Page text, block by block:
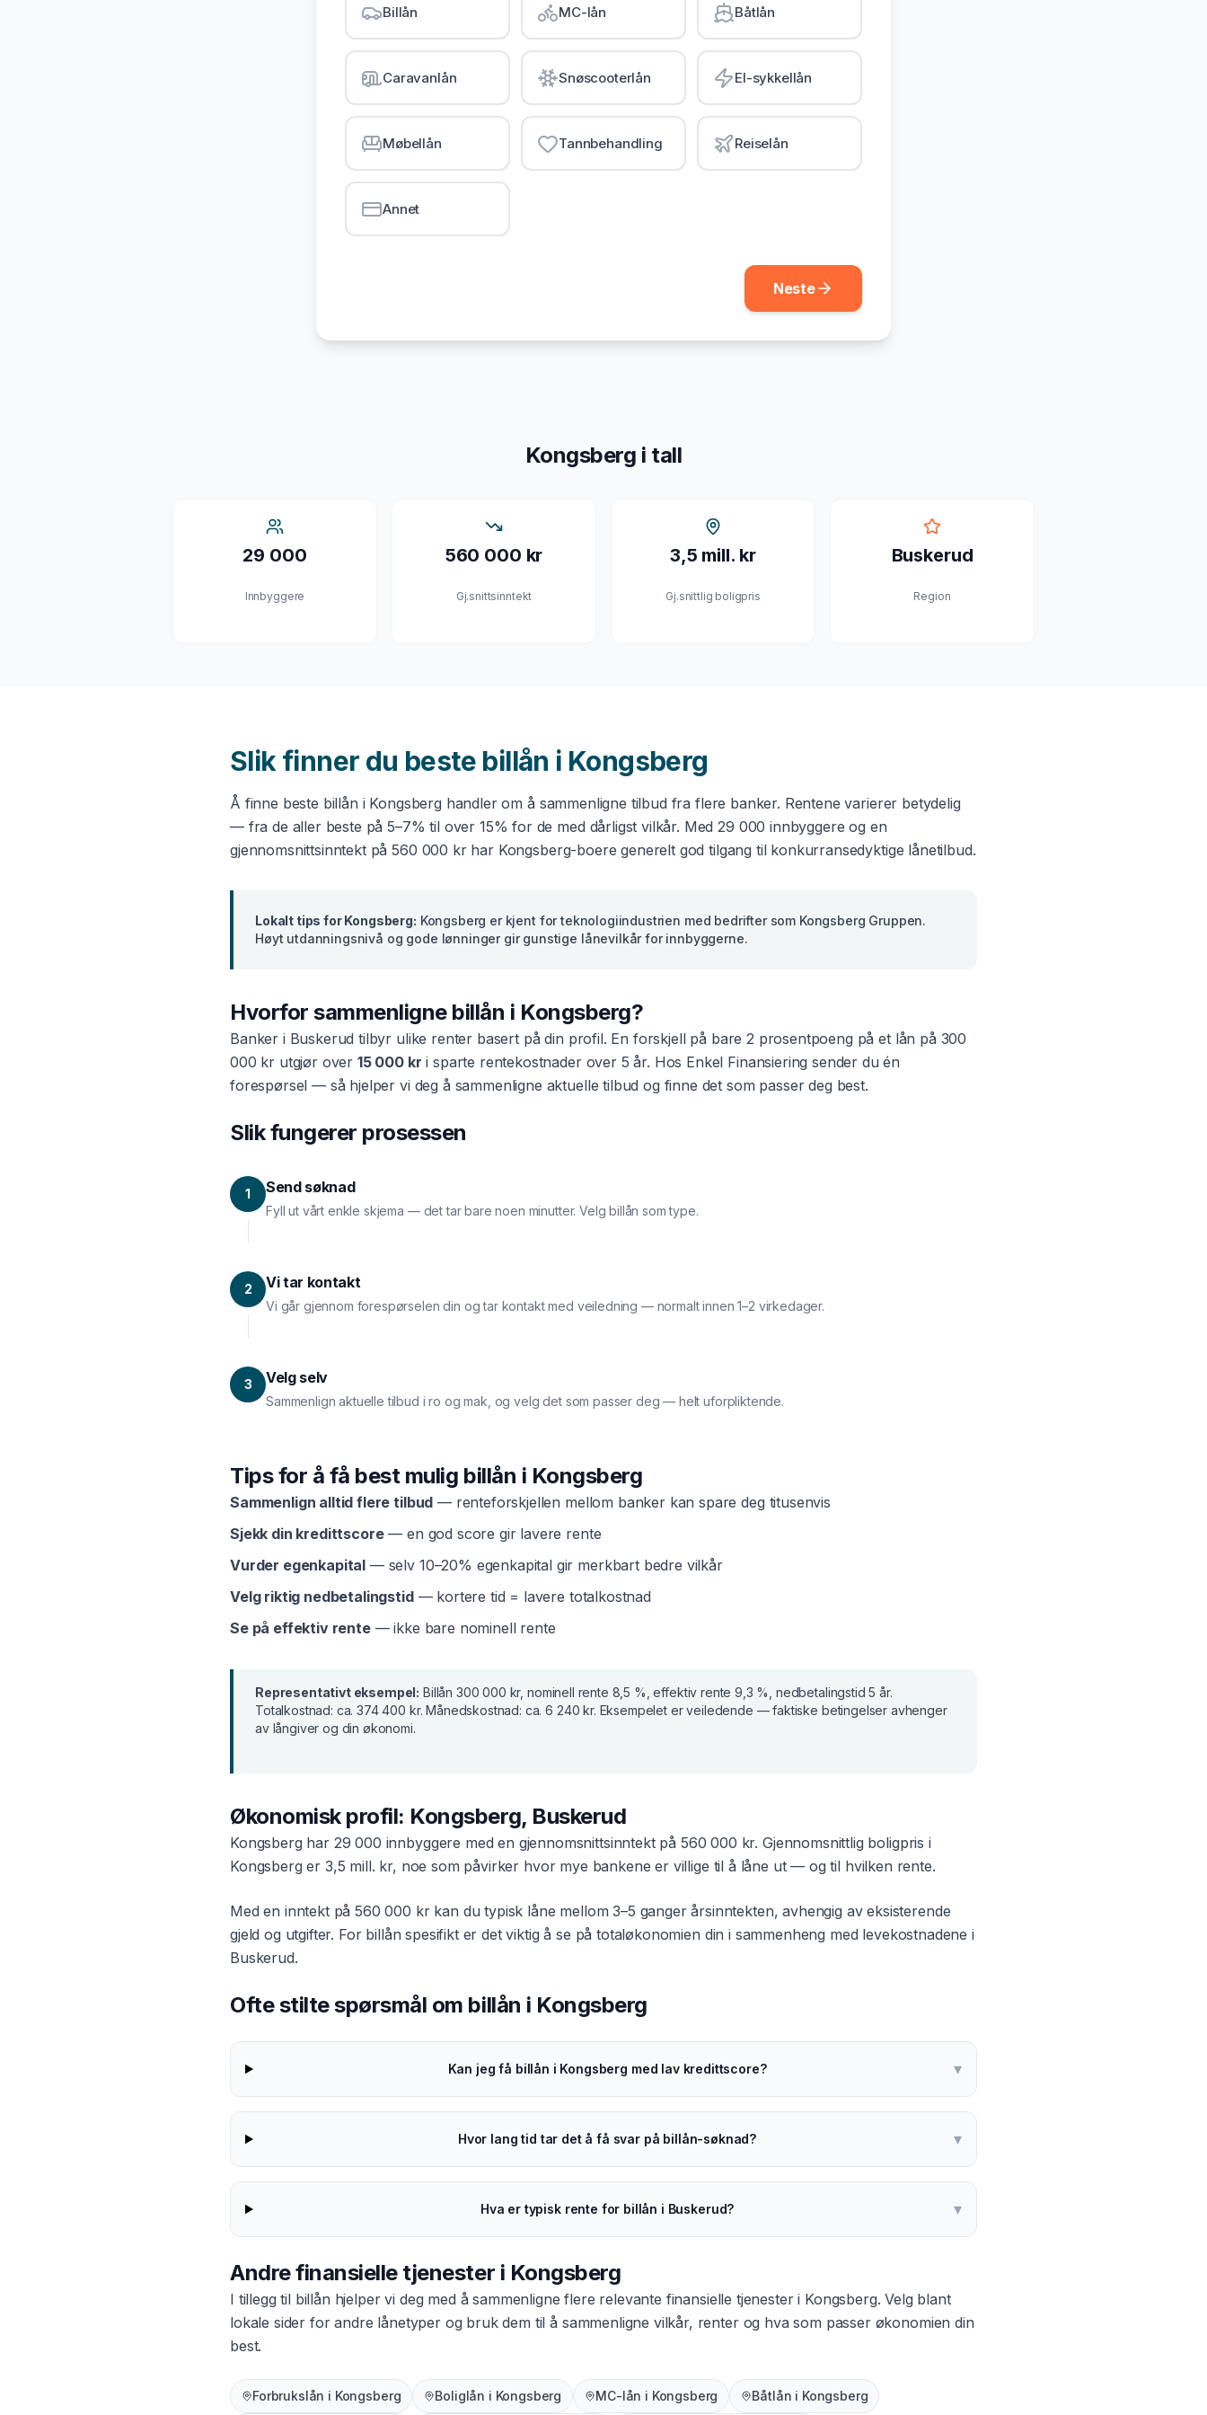
Billån MC-lån Båtlån
Caravanlån Snøscooterlån El-sykkellån
Møbellån Tannbehandling Reiselån
Annet
Neste
Kongsberg i tall
29 000
Innbyggere
560 000 kr
Gj.snittsinntekt
3,5 mill. kr
Gj.snittlig boligpris
Buskerud
Region
Slik finner du beste billån i Kongsberg
Å finne beste billån i Kongsberg handler om å sammenligne tilbud fra flere banker. Rentene varierer betydelig
— fra de aller beste på 5–7% til over 15% for de med dårligst vilkår. Med29 000 innbyggere og en
gjennomsnittsinntekt på560 000 krhar Kongsberg-boere generelt god tilgang til konkurransedyktige lånetilbud.
Lokalt tips forKongsberg: Kongsberg er kjent for teknologiindustrien med bedrifter som Kongsberg Gruppen.
Høyt utdanningsnivå og gode lønninger gir gunstige lånevilkår for innbyggerne.
Hvorfor sammenligne billån i Kongsberg?
Banker i Buskerud tilbyr ulike renter basert på din profil. En forskjell på bare 2 prosentpoeng på et lån på 300
000 kr utgjør over 15 000 kr i sparte rentekostnader over 5 år. Hos Enkel Finansiering sender du én
forespørsel — så hjelper vi deg å sammenligne aktuelle tilbud og finne det som passer deg best.
Slik fungerer prosessen
1 Send søknad
Fyll ut vårt enkle skjema — det tar bare noen minutter. Velg billån som type.
2 Vi tar kontakt
Vi går gjennom forespørselen din og tar kontakt med veiledning — normalt innen 1–2 virkedager.
3 Velg selv
Sammenlign aktuelle tilbud i ro og mak, og velg det som passer deg — helt uforpliktende.
Tips for å få best mulig billån i Kongsberg
Sammenlign alltid flere tilbud — renteforskjellen mellom banker kan spare deg titusenvis
Sjekk din kredittscore— en god score gir lavere rente
Vurder egenkapital — selv 10–20% egenkapital gir merkbart bedre vilkår
Velg riktig nedbetalingstid— kortere tid = lavere totalkostnad
Se på effektiv rente— ikke bare nominell rente
Representativt eksempel: Billån 300 000 kr, nominell rente 8,5 % , effektiv rente9,3 % , nedbetalingstid5 år.
Totalkostnad: ca. 374 400 kr. Månedskostnad: ca. 6 240 kr. Eksempelet er veiledende — faktiske betingelser avhenger
av långiver og din økonomi.
Økonomisk profil: Kongsberg, Buskerud
Kongsberg har 29 000 innbyggere med en gjennomsnittsinntekt på 560 000 kr. Gjennomsnittlig boligpris i
Kongsberg er 3,5 mill. kr, noe som påvirker hvor mye bankene er villige til å låne ut — og til hvilken rente.
Med en inntekt på560 000 krkan du typisk låne mellom 3–5 ganger årsinntekten, avhengig av eksisterende
gjeld og utgifter. For billån spesifikt er det viktig å se på totaløkonomien din i sammenheng med levekostnadene i
Buskerud.
Ofte stilte spørsmål om billån i Kongsberg
Kan jeg få billån i Kongsberg med lav kredittscore? ▾
Hvor lang tid tar det å få svar på billån-søknad? ▾
Hva er typisk rente for billån i Buskerud? ▾
Andre finansielle tjenester i Kongsberg
I tillegg til billån hjelper vi deg med å sammenligne flere relevante finansielle tjenester i Kongsberg. Velg blant
lokale sider for andre lånetyper og bruk dem til å sammenligne vilkår, renter og hva som passer økonomien din
best.
Forbrukslån i Kongsberg Boliglån i Kongsberg MC-lån i Kongsberg Båtlån i Kongsberg